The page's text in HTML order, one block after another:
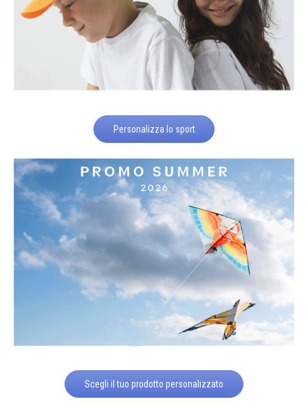
Personalizza lo sport
Scegli il tuo prodotto personalizzato